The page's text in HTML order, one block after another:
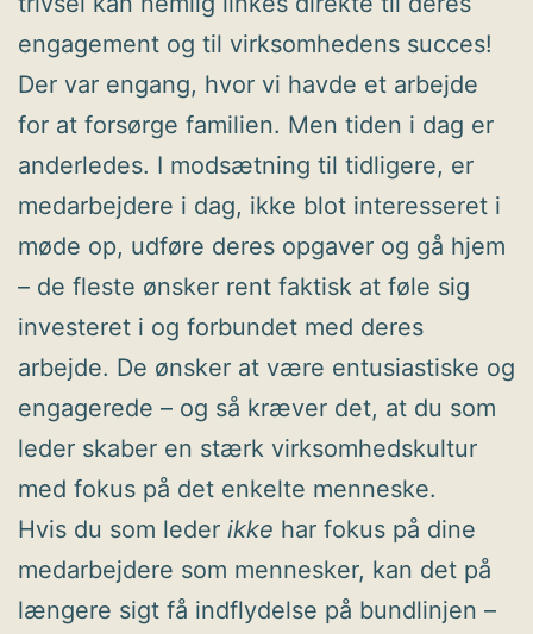
engagement og til virksomhedens succes!
Der var engang, hvor vi havde et arbejde
for at forsørge familien. Men tiden i dag er
anderledes. I modsætning til tidligere, er
medarbejdere i dag, ikke blot interesseret i
møde op, udføre deres opgaver og gå hjem
– de fleste ønsker rent faktisk at føle sig
investeret i og forbundet med deres
arbejde. De ønsker at være entusiastiske og
engagerede – og så kræver det, at du som
leder skaber en stærk virksomhedskultur
med fokus på det enkelte menneske.
Hvis du som leder ikke har fokus på dine
medarbejdere som mennesker, kan det på
længere sigt få indflydelse på bundlinjen –